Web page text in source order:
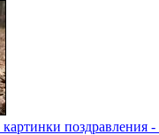
картинки